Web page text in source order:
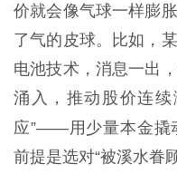
价就会像气球一样膨
了气的皮球。比如，
电池技术，消息一出
涌入，推动股价连
应”——用少量本金撬
前提是选对“被溪水眷